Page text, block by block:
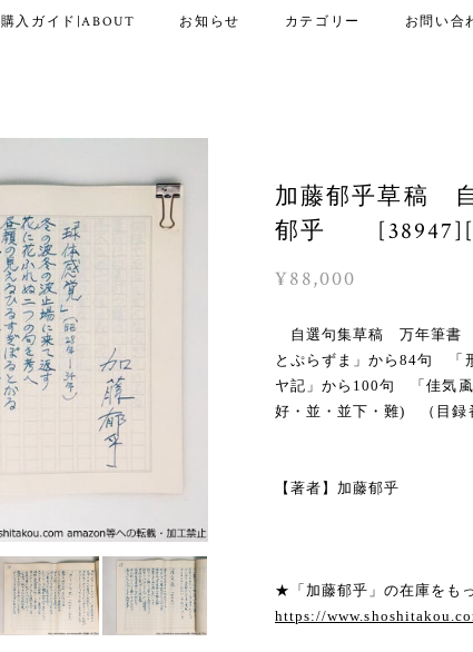
購入ガイド|ABOUT お知らせ カテゴリー お問い合
加藤郁乎草稿
郁乎 [38947][
¥88,000
自選句集草稿 万年筆書
とぷらずま」から84句 「
ヤ記」から100句 「佳
好・並・並下・難) （目録
【著者】加藤郁乎
★「加藤郁乎」の在庫をも
https://